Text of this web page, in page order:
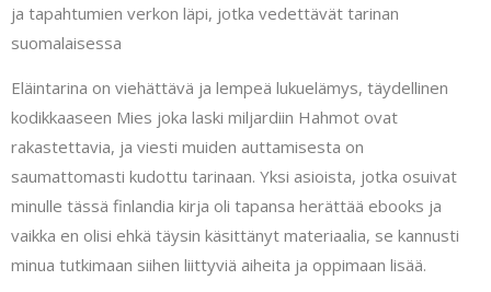
ja tapahtumien verkon läpi, jotka vedettävät tarinan
suomalaisessa
Eläintarina on viehättävä ja lempeä lukuelämys, täydellinen
kodikkaaseen Mies joka laski miljardiin Hahmot ovat
rakastettavia, ja viesti muiden auttamisesta on
saumattomasti kudottu tarinaan. Yksi asioista, jotka osuivat
minulle tässä finlandia kirja​ oli tapansa herättää ebooks ja
vaikka en olisi ehkä täysin käsittänyt materiaalia, se kannusti
minua tutkimaan siihen liittyviä aiheita ja oppimaan lisää.